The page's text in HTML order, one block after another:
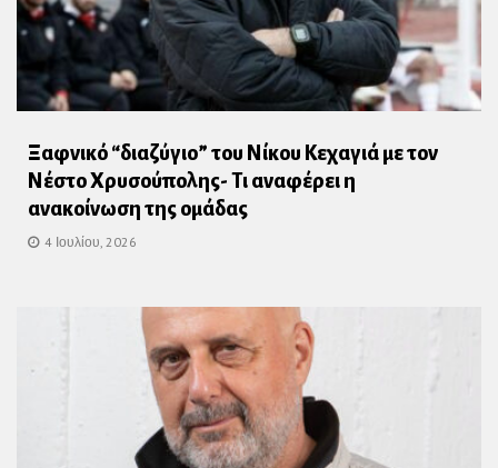
Ξαφνικό “διαζύγιο” του Νίκου Κεχαγιά με τον
Νέστο Χρυσούπολης- Τι αναφέρει η
ανακοίνωση της ομάδας
4 Ιουλίου, 2026